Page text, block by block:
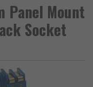
Panel Mount
Socket